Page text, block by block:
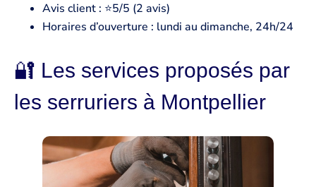
Avis client : ⭐5/5 (2 avis)
Horaires d’ouverture : lundi au dimanche, 24h/24
🔐 Les services proposés par
les serruriers à Montpellier